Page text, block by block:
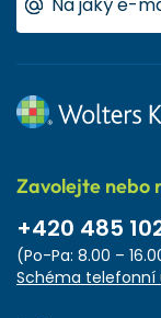
Zavolejte nebo
+420 485
(Po-Pa: 8.00 –
Schéma telefonní